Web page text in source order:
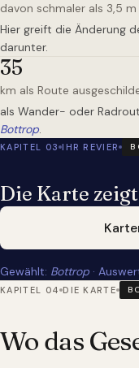
davon schmaler als 3,5 m
Hier greift die Änderung
darunter.
35
km als Route
als Wander- oder
Bottrop.
KAPITEL 03 IHR REVIER
Die Karte
Gewählt: Bottrop ·
KAPITEL 04 DIE KARTE
Wo das